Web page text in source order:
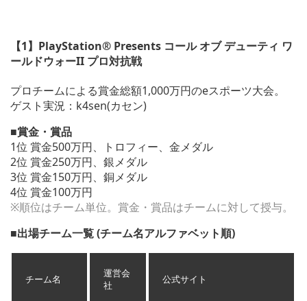
【1】PlayStation® Presents コール オブ デューティ ワ
ールドウォーII プロ対抗戦
プロチームによる賞金総額1,000万円のeスポーツ大会。
ゲスト実況：k4sen(カセン)
■賞金・賞品
1位 賞金500万円、トロフィー、金メダル
2位 賞金250万円、銀メダル
3位 賞金150万円、銅メダル
4位 賞金100万円
※順位はチーム単位。賞金・賞品はチームに対して授与。
■出場チーム一覧 (チーム名アルファベット順)
チーム名
運営会
社
公式サイト